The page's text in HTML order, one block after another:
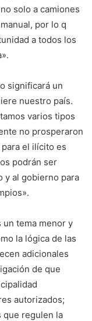
solo a camiones
por lo q
a todos los
significará un
nuestro país.
varios tipos
no prosperaron
el ilícito es
podrán ser
y al gobierno para
un tema menor y
la lógica de las
adicionales
de que
autorizados;
que regulen la